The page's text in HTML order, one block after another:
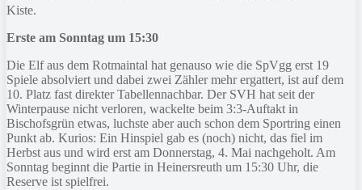
Kiste.
Erste am Sonntag um 15:30
Die Elf aus dem Rotmaintal hat genauso wie die SpVgg erst 19
Spiele absolviert und dabei zwei Zähler mehr ergattert, ist auf dem
10. Platz fast direkter Tabellennachbar. Der SVH hat seit der
Winterpause nicht verloren, wackelte beim 3:3-Auftakt in
Bischofsgrün etwas, luchste aber auch schon dem Sportring einen
Punkt ab. Kurios: Ein Hinspiel gab es (noch) nicht, das fiel im
Herbst aus und wird erst am Donnerstag, 4. Mai nachgeholt. Am
Sonntag beginnt die Partie in Heinersreuth um 15:30 Uhr, die
Reserve ist spielfrei.